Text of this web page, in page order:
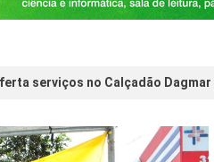
serviços no Calçadão Dagmar